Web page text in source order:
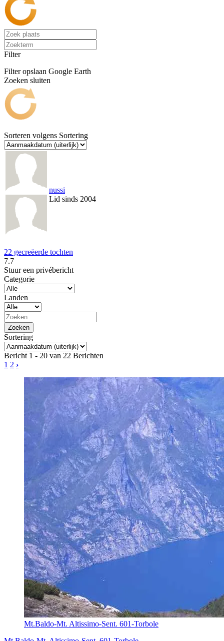
Filter
Filter opslaan Google Earth
Zoeken sluiten
Sorteren volgens Sortering
nussi
Lid sinds 2004
22 gecreëerde tochten
7.7
Stuur een privébericht
Categorie
Landen
Sortering
Bericht 1 - 20 van 22 Berichten
1 2 ›
Mt.Baldo-Mt. Altissimo-Sent. 601-Torbole